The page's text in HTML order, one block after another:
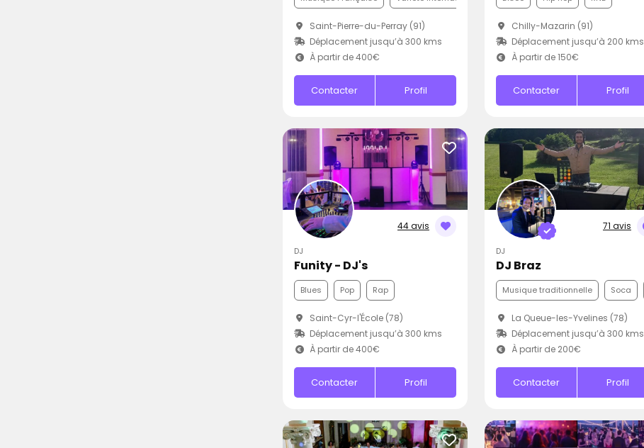
Saint-Pierre-du-Perray (91)
Déplacement jusqu’à 300 kms
À partir de 400€
Contacter Profil
Chilly-Mazarin (91)
Déplacement jusqu’à 200 kms
À partir de 150€
Contacter Profil
44 avis
DJ
Funity - DJ's
Blues Pop Rap
Saint-Cyr-l'École (78)
Déplacement jusqu’à 300 kms
À partir de 400€
Contacter Profil
71 avis
DJ
DJ Braz
Musique traditionnelle Soca
La Queue-les-Yvelines (78)
Déplacement jusqu’à 300 kms
À partir de 200€
Contacter Profil